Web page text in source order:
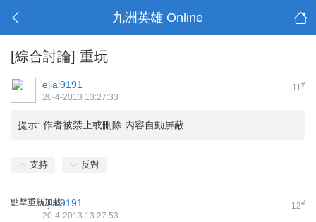
九洲英雄 Online
[綜合討論] 重玩
11#
ejial9191
20-4-2013 13:27:33
提示: 作者被禁止或刪除 內容自動屏蔽
支持 反對
點擊重新加載 12#
ejial9191
20-4-2013 13:27:53